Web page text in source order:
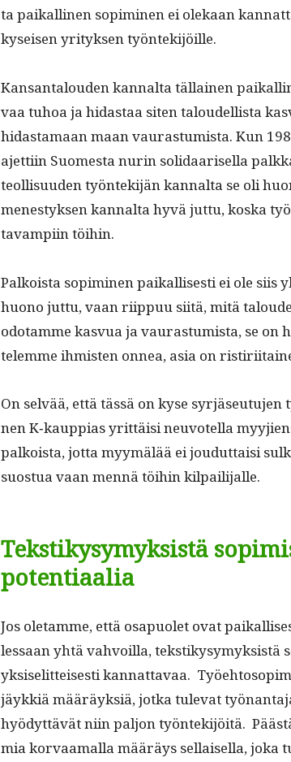
ta paikalli­nen sopimi­nen ei olekaan
kyseisen yri­tyk­sen työntekijöille.
Kansan­talouden kannal­ta täl­lainen
vaa tuhoa ja hidas­taa siten taloudel­lista
hidas­ta­maan maan vauras­tu­mista. Kun
ajet­ti­in Suomes­ta nurin sol­i­daarisel­la
te­ol­lisu­u­den työn­tek­i­jän kannal­ta se oli
men­estyk­sen kannal­ta hyvä jut­tu, kos­ka
tavampi­in töihin.
Palkoista sopimi­nen paikallis­es­ti ei ole siis
huono jut­tu, vaan riip­puu siitä, mitä
odotamme kasvua ja vauras­tu­mista, se on
telemme ihmis­ten onnea, asia on
On selvää, että tässä on kyse
nen K‑kauppias yrit­täisi neu­votel­la
palkoista, jot­ta myymälää ei joudut­taisi
suos­tua vaan men­nä töi­hin kilpailijalle.
Tekstikysymyksistä
potentiaalia
Jos ole­tamme, että osa­puo­let ovat
lessaan yhtä vahvoil­la, tek­stikysymyk­sistä
yksiselit­teis­es­ti kan­nat­tavaa.
jäykkiä määräyk­siä, jot­ka tule­vat
hyödyt­tävät niin paljon työn­tek­i­jöitä.
mia kor­vaa­mal­la määräys sel­l­aisel­la, joka